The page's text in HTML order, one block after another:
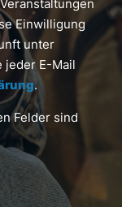
Einwilligung
unter
jeder E-Mail
.
Felder sind